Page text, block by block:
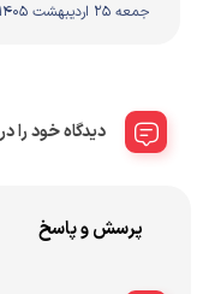
جمعه 25 اردیبهشت 1405
دیدگاه خود را
پرسش و پاسخ